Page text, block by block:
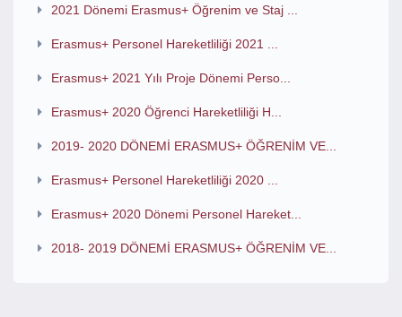
2021 Dönemi Erasmus+ Öğrenim ve Staj ...
Erasmus+ Personel Hareketliliği 2021 ...
Erasmus+ 2021 Yılı Proje Dönemi Perso...
Erasmus+ 2020 Öğrenci Hareketliliği H...
2019- 2020 DÖNEMİ ERASMUS+ ÖĞRENİM VE...
Erasmus+ Personel Hareketliliği 2020 ...
Erasmus+ 2020 Dönemi Personel Hareket...
2018- 2019 DÖNEMİ ERASMUS+ ÖĞRENİM VE...